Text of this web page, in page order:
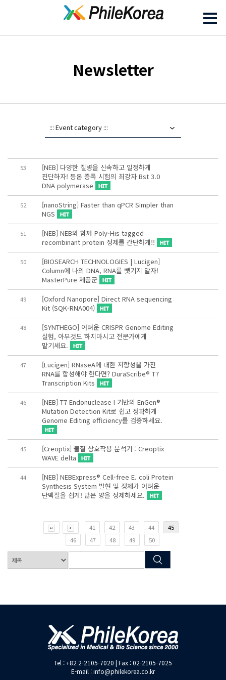
Newsletter
53
[NEB] 다양한 질병을 신속하고 일정하게
진단하자! 등온 증폭 시험의 최강자 Bst 3.0
DNA polymerase
52
[nanoString] Faster than qPCR Simpler than
NGS
51
[NEB] NEB와 함께 Poly-His tagged
recombinant protein 정제를 간단하게!!
50
[BIOSEARCH TECHNOLOGIES | Lucigen]
Column에 나의 DNA, RNA를 뺏기지 말자!
MasterPure 제품군
49
[Oxford Nanopore] Direct RNA sequencing
Kit (SQK-RNA004)
48
[SYNTHEGO] 어려운 CRISPR Genome Editing
실험, 아무것도 하지마시고 전문가에게
맡기세요.
47
[Lucigen] RNaseA에 대한 저항성을 가진
RNA를 합성해야 한다면? DuraScribe® T7
Transcription Kits
46
[NEB] T7 Endonuclease I 기반의 EnGen®
Mutation Detection Kit로 쉽고 정확하게
Genome Editing efficiency를 검증하세요.
45
[Creoptix] 물질 상호작용 분석기 : Creoptix
WAVE delta
44
[NEB] NEBExpress® Cell-free E. coli Protein
Synthesis System 발현 및 정제가 어려운
단백질을 쉽게! 많은 양을 정제하세요.
41 42 43 44
45
46
47 48 49 50
Tel : +82 2-2105-7020 | Fax : 02-2105-7025
E-mail : info@philekorea.co.kr